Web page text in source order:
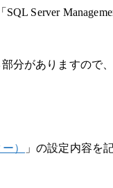
Server
分がありますので、
）
」の設定内容を